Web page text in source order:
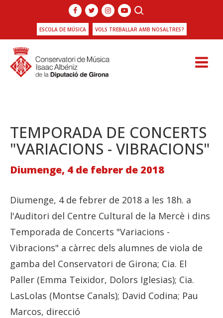
ESCOLA DE MÚSICA VOLS TREBALLAR AMB NOSALTRES?
TEMPORADA DE CONCERTS
"VARIACIONS - VIBRACIONS"
Diumenge, 4 de febrer de 2018
Diumenge, 4 de febrer de 2018 a les 18h. a
l'Auditori del Centre Cultural de la Mercè i dins
Temporada de Concerts "Variacions -
Vibracions" a càrrec dels alumnes de viola de
gamba del Conservatori de Girona; Cia. El
Paller (Emma Teixidor, Dolors Iglesias); Cia.
LasLolas (Montse Canals); David Codina; Pau
Marcos, direcció